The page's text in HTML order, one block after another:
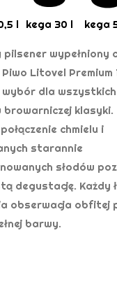
l kega 30 l kega
pilsener wypełniony
Litovel Premium
wybór dla wszystkich
browarniczej klasyki.
chmielu i
starannie
słodów
degustację. Każdy
obserwacja obfitej
barwy.